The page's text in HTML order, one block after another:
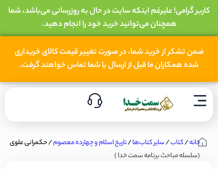
کاربر گرامی! علیرغم اینکه سایت در حال به روزرسانی می‌باشد، شما
همچنان می‌توانید خرید خود را انجام دهید.
ضمن تشکر از خرید شما، در صورت تغییر قیمت کالای خریداری
شده همکاران ما قبل از ارسال با شما تماس خواهند گرفت.
خانه/کتاب/سایر کتاب‌ها/تاریخ اسلام و چهارده معصوم/ حکمرانی علوی
(سلسله مباحث برنامه سمت خدا )